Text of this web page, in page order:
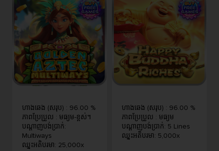
ហាងឆេង (សរុប) : 96.00 %
ភាពប្រែប្រួល : មធ្យម-ខ្ពស់។
បណ្តាញបង់ប្រាក់:
Multiways
ឈ្នះអតិបរមា : 25,000x
ហាងឆេង (សរុប) : 96.00 %
ភាពប្រែប្រួល : មធ្យម
បណ្តាញបង់ប្រាក់: 5 Lines
ឈ្នះអតិបរមា : 5,000x